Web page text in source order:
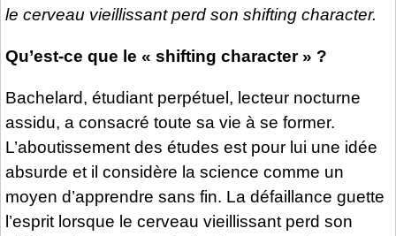
le cerveau vieillissant perd son shifting character.
Qu’est-ce que le « shifting character » ?
Bachelard, étudiant perpétuel, lecteur nocturne
assidu, a consacré toute sa vie à se former.
L’aboutissement des études est pour lui une idée
absurde et il considère la science comme un
moyen d’apprendre sans fin. La défaillance guette
l’esprit lorsque le cerveau vieillissant perd son